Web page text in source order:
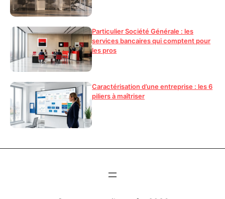
Particulier Société Générale : les
services bancaires qui comptent pour
les pros
Caractérisation d’une entreprise : les 6
piliers à maîtriser